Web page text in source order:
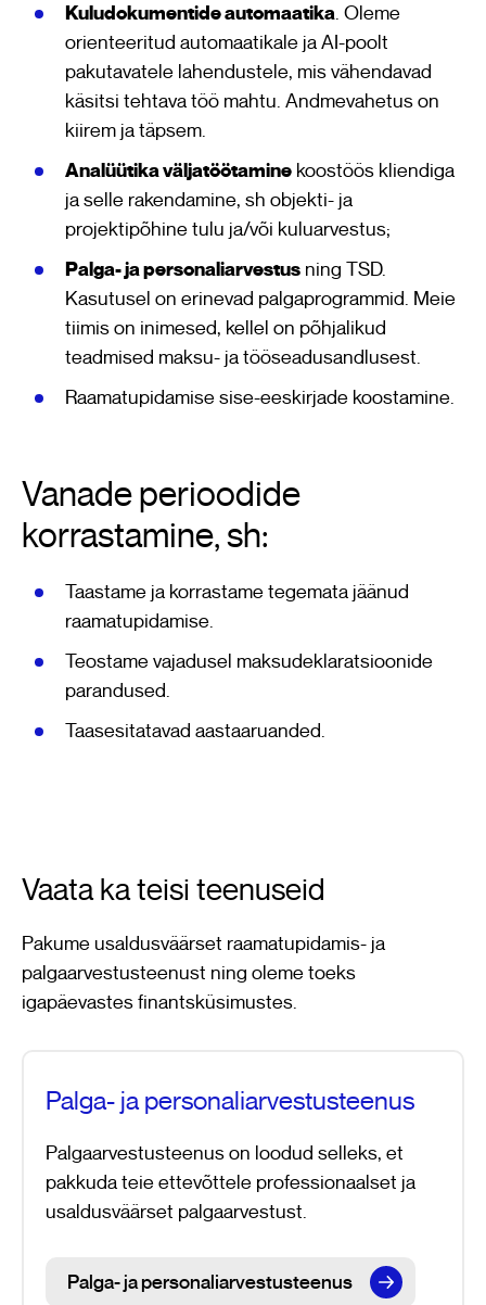
Kuludokumentide automaatika. Oleme
orienteeritud automaatikale ja AI-poolt
pakutavatele lahendustele, mis vähendavad
käsitsi tehtava töö mahtu. Andmevahetus on
kiirem ja täpsem.
Analüütika väljatöötamine koostöös kliendiga
ja selle rakendamine, sh objekti- ja
projektipõhine tulu ja/või kuluarvestus;
Palga- ja personaliarvestus ning TSD.
Kasutusel on erinevad palgaprogrammid. Meie
tiimis on inimesed, kellel on põhjalikud
teadmised maksu- ja tööseadusandlusest.
Raamatupidamise sise-eeskirjade koostamine.
Vanade perioodide
korrastamine, sh:
Taastame ja korrastame tegemata jäänud
raamatupidamise.
Teostame vajadusel maksudeklaratsioonide
parandused.
Taasesitatavad aastaaruanded.
Vaata ka teisi teenuseid
Pakume usaldusväärset raamatupidamis- ja
palgaarvestusteenust ning oleme toeks
igapäevastes finantsküsimustes.
Palga- ja personaliarvestusteenus
Palgaarvestusteenus on loodud selleks, et
pakkuda teie ettevõttele professionaalset ja
usaldusväärset palgaarvestust.
Palga- ja personaliarvestusteenus